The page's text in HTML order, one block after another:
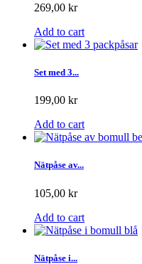
269,00 kr
Add to cart
Set med 3...
199,00 kr
Add to cart
Nätpåse av...
105,00 kr
Add to cart
Nätpåse i...